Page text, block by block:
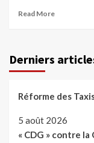
Read More
Derniers
Réforme des
5 août 2026
« CDG » contre